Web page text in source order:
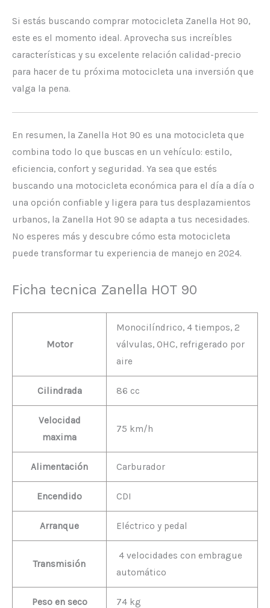
Si estás buscando comprar motocicleta Zanella Hot 90,
este es el momento ideal. Aprovecha sus increíbles
características y su excelente relación calidad-precio
para hacer de tu próxima motocicleta una inversión que
valga la pena.
En resumen, la Zanella Hot 90 es una motocicleta que
combina todo lo que buscas en un vehículo: estilo,
eficiencia, confort y seguridad. Ya sea que estés
buscando una motocicleta económica para el día a día o
una opción confiable y ligera para tus desplazamientos
urbanos, la Zanella Hot 90 se adapta a tus necesidades.
No esperes más y descubre cómo esta motocicleta
puede transformar tu experiencia de manejo en 2024.
Ficha tecnica Zanella HOT 90
Motor
Monocilíndrico, 4 tiempos, 2
válvulas, OHC, refrigerado por
aire
Cilindrada 86 cc
Velocidad
maxima
75 km/h
Alimentación Carburador
Encendido CDI
Arranque Eléctrico y pedal
Transmisión
4 velocidades con embrague
automático
Peso en seco 74 kg